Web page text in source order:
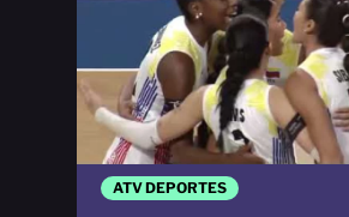
ATV DEPORTES